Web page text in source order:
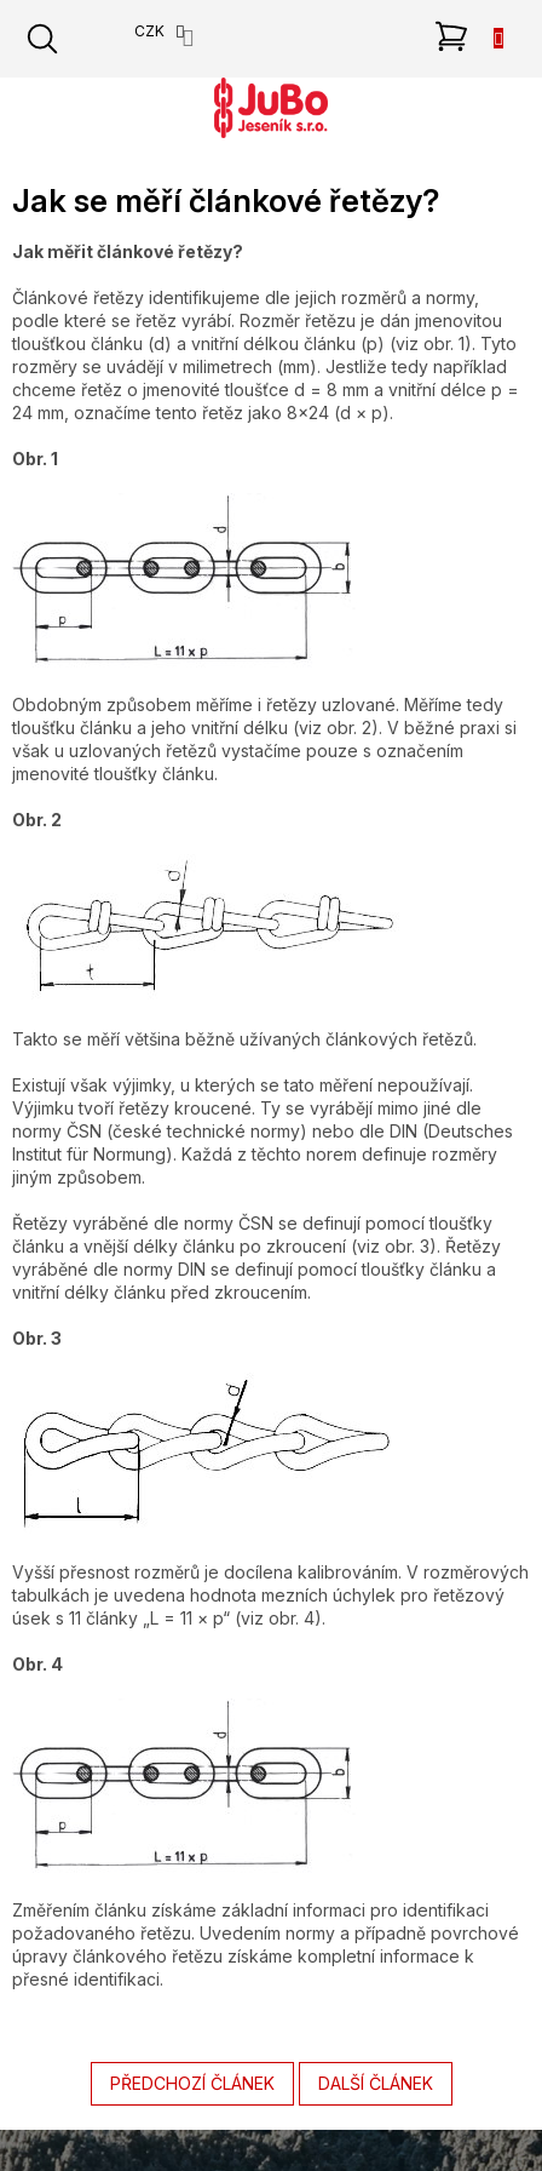
obsah
CZK
Jak se měří článkové řetězy?
Jak měřit článkové řetězy?
Článkové řetězy identifikujeme dle jejich rozměrů a normy,
podle které se řetěz vyrábí. Rozměr řetězu je dán jmenovitou
tloušťkou článku (d) a vnitřní délkou článku (p) (viz obr. 1). Tyto
rozměry se uvádějí v milimetrech (mm). Jestliže tedy například
chceme řetěz o jmenovité tloušťce d = 8 mm a vnitřní délce p =
24 mm, označíme tento řetěz jako 8x24 (d × p).
Obr. 1
Obdobným způsobem měříme i řetězy uzlované. Měříme tedy
tloušťku článku a jeho vnitřní délku (viz obr. 2). V běžné praxi si
však u uzlovaných řetězů vystačíme pouze s označením
jmenovité tloušťky článku.
Obr. 2
Takto se měří většina běžně užívaných článkových řetězů.
Existují však výjimky, u kterých se tato měření nepoužívají.
Výjimku tvoří řetězy kroucené. Ty se vyrábějí mimo jiné dle
normy ČSN (české technické normy) nebo dle DIN (Deutsches
Institut für Normung). Každá z těchto norem definuje rozměry
jiným způsobem.
Řetězy vyráběné dle normy ČSN se definují pomocí tloušťky
článku a vnější délky článku po zkroucení (viz obr. 3). Řetězy
vyráběné dle normy DIN se definují pomocí tloušťky článku a
vnitřní délky článku před zkroucením.
Obr. 3
Vyšší přesnost rozměrů je docílena kalibrováním. V rozměrových
tabulkách je uvedena hodnota mezních úchylek pro řetězový
úsek s 11 články „L = 11 × p“ (viz obr. 4).
Obr. 4
Změřením článku získáme základní informaci pro identifikaci
požadovaného řetězu. Uvedením normy a případně povrchové
úpravy článkového řetězu získáme kompletní informace k
přesné identifikaci.
PŘEDCHOZÍ ČLÁNEK DALŠÍ ČLÁNEK
Z